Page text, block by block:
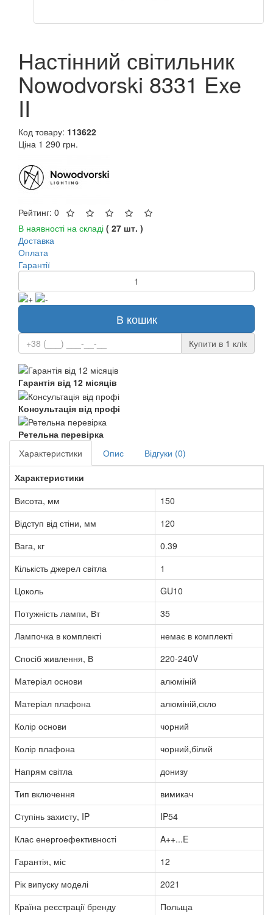
Настінний світильник
Nowodvorski 8331 Exe
II
Код товару: 113622
Ціна 1 290 грн.
Рейтинг: 0
В наявності на складі ( 27 шт. )
Доставка
Оплата
Гарантії
В кошик
Купити в 1 клiк
Гарантія від 12 місяців
Консультація від профі
Ретельна перевірка
Характеристики
Опис
Відгуки (0)
Характеристики
Висота, мм
150
Відступ від стіни, мм
120
Вага, кг
0.39
Кількість джерел світла
1
Цоколь
GU10
Потужність лампи, Вт
35
Лампочка в комплекті
немає в комплекті
Спосіб живлення, В
220-240V
Матеріал основи
алюміній
Матеріал плафона
алюміній,скло
Колір основи
чорний
Колір плафона
чорний,білий
Напрям світла
донизу
Тип включення
вимикач
Ступінь захисту, IP
IP54
Клас енергоефективності
A++...E
Гарантія, міс
12
Рік випуску моделі
2021
Країна реєстрації бренду
Польща